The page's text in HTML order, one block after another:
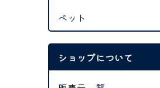
ペット
ショップについて